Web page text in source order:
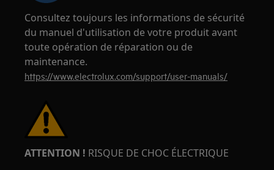
Consultez toujours les informations de sécurité
du manuel d'utilisation de votre produit avant
toute opération de réparation ou de
maintenance.
https://www.electrolux.com/support/user-manuals/
ATTENTION ! RISQUE DE CHOC ÉLECTRIQUE